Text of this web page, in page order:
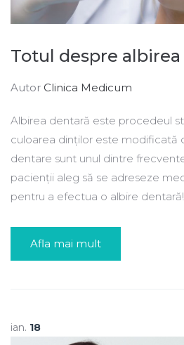
Totul despre
Autor Clinica Medicum
Albirea dentară este procedeul
culoarea dinților este modificată
dentare sunt unul dintre
pacienții aleg să se adreseze
pentru a efectua o albire
Afla mai mult
ian. 18